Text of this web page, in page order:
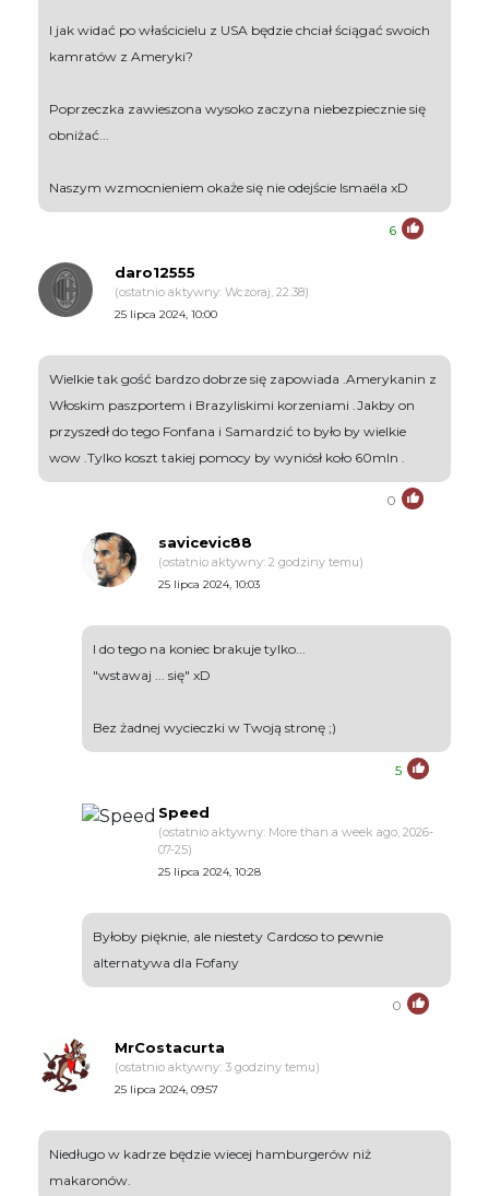
I jak widać po właścicielu z USA będzie chciał ściągać swoich
kamratów z Ameryki?
Poprzeczka zawieszona wysoko zaczyna niebezpiecznie się
obniżać...
Naszym wzmocnieniem okaże się nie odejście Ismaëla xD
6
daro12555
(ostatnio aktywny: Wczoraj, 22:38)
25 lipca 2024, 10:00
Wielkie tak gość bardzo dobrze się zapowiada .Amerykanin z
Włoskim paszportem i Brazyliskimi korzeniami .Jakby on
przyszedł do tego Fonfana i Samardzić to było by wielkie
wow .Tylko koszt takiej pomocy by wyniósł koło 60mln .
0
savicevic88
(ostatnio aktywny: 2 godziny temu)
25 lipca 2024, 10:03
I do tego na koniec brakuje tylko...
"wstawaj ... się" xD
Bez żadnej wycieczki w Twoją stronę ;)
5
Speed
(ostatnio aktywny: More than a week ago, 2026-
07-25)
25 lipca 2024, 10:28
Byłoby pięknie, ale niestety Cardoso to pewnie
alternatywa dla Fofany
0
MrCostacurta
(ostatnio aktywny: 3 godziny temu)
25 lipca 2024, 09:57
Niedługo w kadrze będzie wiecej hamburgerów niż
makaronów.